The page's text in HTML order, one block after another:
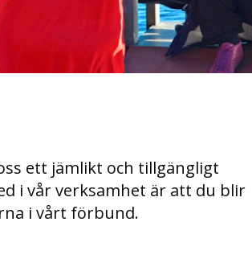
ett jämlikt och tillgängligt
i vår verksamhet är att du blir
i vårt förbund.